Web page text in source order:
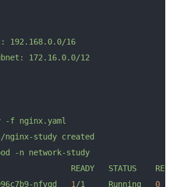
192.168.0.0/16
172.16.0.0/12
-f nginx.yaml
nginx-study created
-n network-study
READY STATUS
nfvqd
1 /1 Running 0